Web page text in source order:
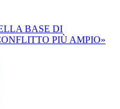
BASE DI
PIÙ AMPIO»